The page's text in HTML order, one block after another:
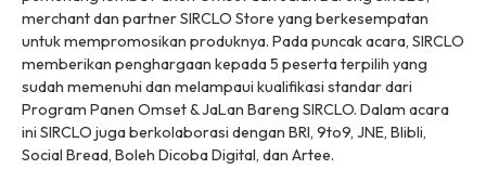
merchant dan partner SIRCLO Store yang berkesempatan
untuk mempromosikan produknya. Pada puncak acara, SIRCLO
memberikan penghargaan kepada 5 peserta terpilih yang
sudah memenuhi dan melampaui kualifikasi standar dari
Program Panen Omset & JaLan Bareng SIRCLO. Dalam acara
ini SIRCLO juga berkolaborasi dengan BRI, 9to9, JNE, Blibli,
Social Bread, Boleh Dicoba Digital, dan Artee.